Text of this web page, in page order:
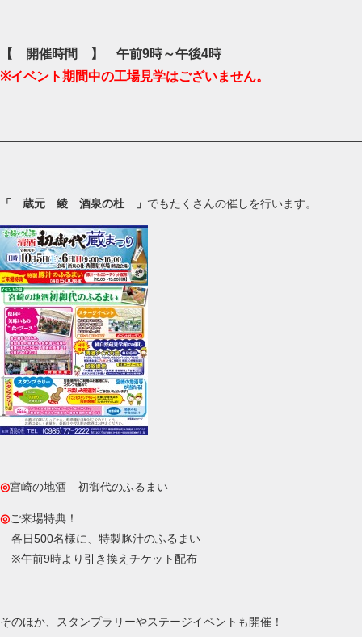
【 開催時間 】 午前9時～午後4時
※イベント期間中の工場見学はございません。
「 蔵元 綾 酒泉の杜 」 でもたくさんの催しを行います。
◎宮崎の地酒 初御代のふるまい
◎ご来場特典！
各日500名様に、特製豚汁のふるまい
※午前9時より引き換えチケット配布
そのほか、スタンプラリーやステージイベントも開催！